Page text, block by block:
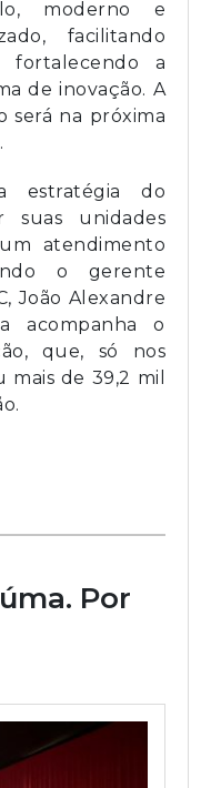
moderno e
facilitando
fortalecendo a
de inovação. A
será na próxima
estratégia do
suas unidades
atendimento
o gerente
João Alexandre
acompanha o
que, só nos
mais de 39,2 mil
Por